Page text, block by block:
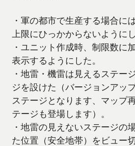
・軍の都市で生産する場合に
上限にひっかからないようにし
・ユニット作成時、制限数に
表示するようにした。
・地雷・機雷は見えるステー
ジを設けた（バージョンアッ
ステージとなります、マップ
テージも登場します）。
・地雷の見えないステージの
た位置（安全地帯）をビュー